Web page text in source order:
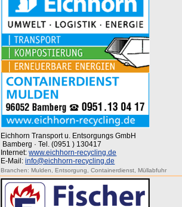
Eichhorn Transport u. Entsorgungs GmbH
Bamberg · Tel. (0951 ) 130417
Internet:www.eichhorn-recycling.de
E-Mail:info@eichhorn-recycling.de
Branchen:Mulden ,Entsorgung ,Containerdienst ,Müllabfuhr